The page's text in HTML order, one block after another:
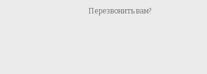
Перезвонить вам?